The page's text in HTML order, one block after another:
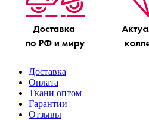
Доставка
Оплата
Ткани оптом
Гарантии
Отзывы